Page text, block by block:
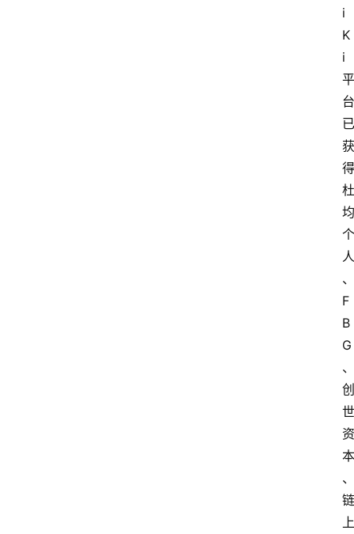
i
K
i
平
台
已
获
得
杜
均
个
人
、
F
B
G
、
创
世
资
本
、
链
上